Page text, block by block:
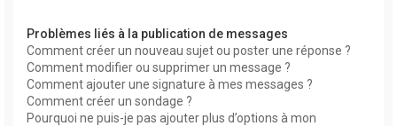
Problèmes liés à la publication de messages
Comment créer un nouveau sujet ou poster une réponse ?
Comment modifier ou supprimer un message ?
Comment ajouter une signature à mes messages ?
Comment créer un sondage ?
Pourquoi ne puis-je pas ajouter plus d’options à mon